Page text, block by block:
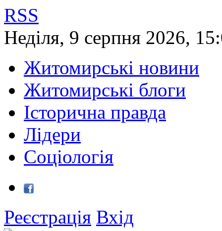
RSS
Неділя, 9 серпня 2026,
Житомирські новини
Житомирські блоги
Історична правда
Лідери
Соціологія
Реєстрація Вхід